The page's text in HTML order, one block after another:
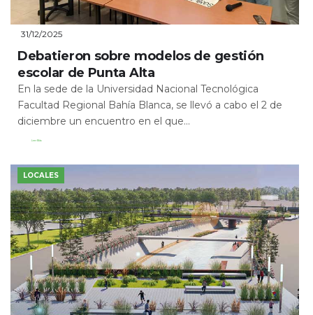
31/12/2025
Debatieron sobre modelos de gestión
escolar de Punta Alta
En la sede de la Universidad Nacional Tecnológica
Facultad Regional Bahía Blanca, se llevó a cabo el 2 de
diciembre un encuentro en el que...
Leer Más
LOCALES